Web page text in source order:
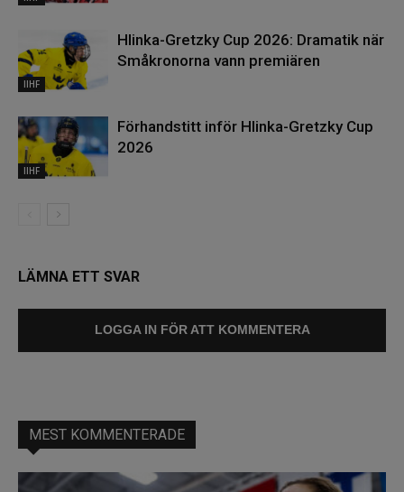
IIHF
Hlinka-Gretzky Cup 2026: Dramatik när
Småkronorna vann premiären
IIHF
Förhandstitt inför Hlinka-Gretzky Cup
2026
LÄMNA ETT SVAR
LOGGA IN FÖR ATT KOMMENTERA
MEST KOMMENTERADE